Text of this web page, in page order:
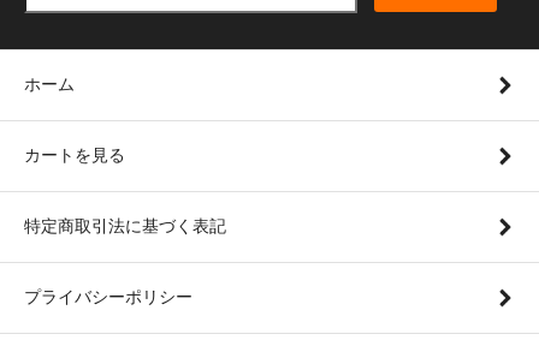
ホーム
カートを見る
特定商取引法に基づく表記
プライバシーポリシー